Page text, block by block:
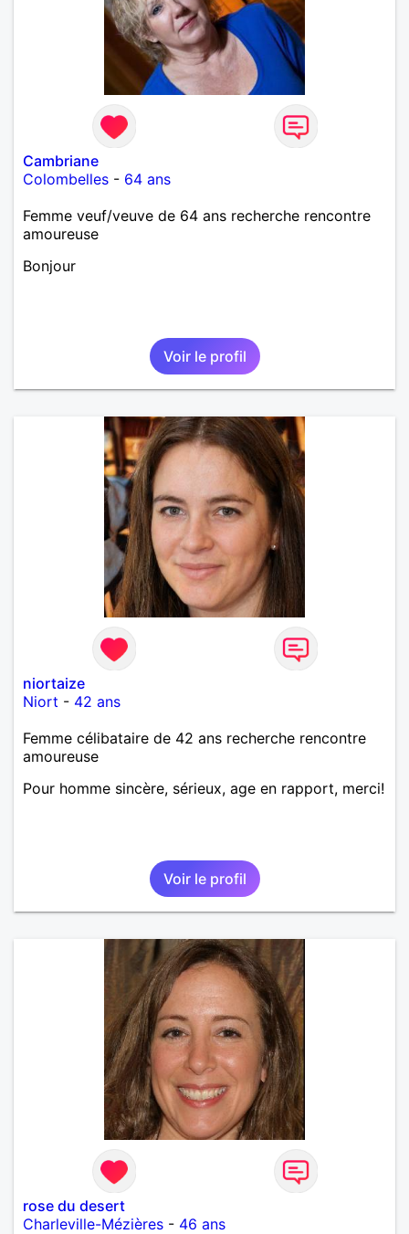
Cambriane
Colombelles - 64 ans
Femme veuf/veuve de 64 ans recherche rencontre
amoureuse
Bonjour
Voir le profil
niortaize
Niort - 42 ans
Femme célibataire de 42 ans recherche rencontre
amoureuse
Pour homme sincère, sérieux, age en rapport, merci!
Voir le profil
rose du desert
Charleville-Mézières - 46 ans